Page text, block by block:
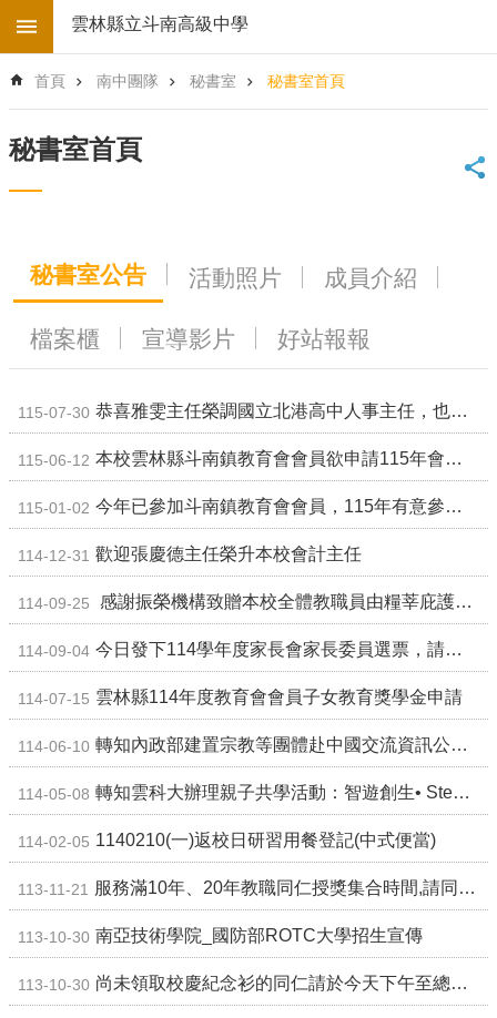
跳到主要內容區塊
階
搜
首
校
電
地
圖
台
入
政
教
處
意
反
認
本
校
園
成
果
雲林縣立斗南高級中學
首頁 南中團隊 秘書室 秘書室首頁
秘書室首頁
秘書室公告 活動照片 成員介紹
檔案櫃 宣導影片 好站報報
115-07-30 恭喜雅雯主任榮調國立北港高中人事主任，也歡迎吳彩妙主任榮調本校
115-06-12 本校雲林縣斗南鎮教育會會員欲申請115年會員子女獎學金，請備妥相關文件，並於115年6月30日以前交到秘書室，以利進行初審。
115-01-02 今年已參加斗南鎮教育會會員，115年有意參加臺灣省教育會的同仁，請於1/5前將960元會費和申請書交到秘書室。
114-12-31 歡迎張慶德主任榮升本校會計主任
114-09-25 感謝振榮機構致贈本校全體教職員由糧莘庇護農場生產及製作的禮盒，作為教師節暨中秋節禮物。
114-09-04 今日發下114學年度家長會家長委員選票，請各班導師協助，並多多鼓勵家長參與。
114-07-15 雲林縣114年度教育會會員子女教育獎學金申請
114-06-10 轉知內政部建置宗教等團體赴中國交流資訊公開專區
114-05-08 轉知雲科大辦理親子共學活動：智遊創生• Steam科技教育
114-02-05 1140210(一)返校日研習用餐登記(中式便當)
113-11-21 服務滿10年、20年教職同仁授獎集合時間,請同仁準時至禮台集合。
113-10-30 南亞技術學院_國防部ROTC大學招生宣傳
113-10-30 尚未領取校慶紀念衫的同仁請於今天下午至總務處領取。謝謝大家。